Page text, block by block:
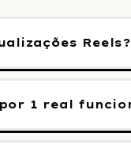
Reels?
1 real